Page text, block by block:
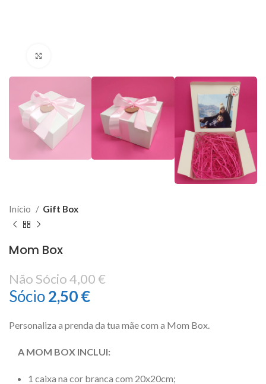
Início Gift Box
Mom Box
Não Sócio4,00€
Sócio2,50€
Personaliza a prenda da tua mãe com a Mom Box.
A MOM BOX INCLUI:
1 caixa na cor branca com 20x20cm;